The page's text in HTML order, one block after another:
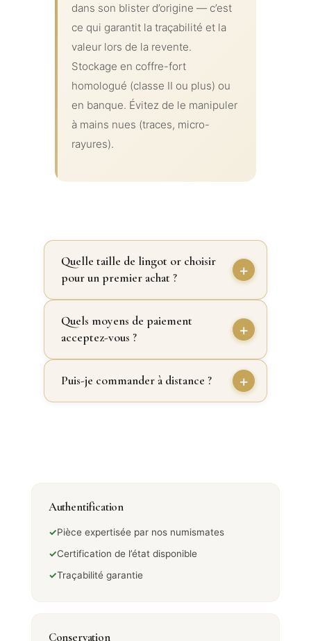
dans son blister d’origine — c’est
ce qui garantit la traçabilité et la
valeur lors de la revente.
Stockage en coffre-fort
homologué (classe II ou plus) ou
en banque. Évitez de le manipuler
à mains nues (traces, micro-
rayures).
Quelle taille de lingot or choisir
pour un premier achat ?
Quels moyens de paiement
acceptez-vous ?
Puis-je commander à distance ?
Authentification
✓Pièce expertisée par nos numismates
✓Certification de l’état disponible
✓Traçabilité garantie
Conservation